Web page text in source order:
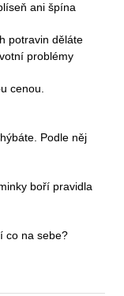
ani špína
potravin děláte
problémy
cenou.
Podle něj
boří pravidla
co na sebe?